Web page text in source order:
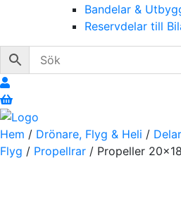
Bandelar &
Reservdelar till
Hem / Drönare, Flyg & Heli /
Flyg / Propellrar / Propeller